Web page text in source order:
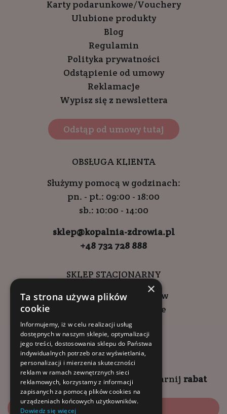
Karty podarunkowe/Vouchery
Ulubione produkty
Blog
Regulamin
Polityka prywatności
Odstąpienie od umowy
Reklamacje
Wypisz się z newslettera
Odstąp od umowy tutaj
OBSŁUGA KLIENTA
Służymy pomocą w godzinach:
pn. - pt.: 09:00 - 18:00
sb.: 10:00 - 14:00
sklep@kopalnia-zdrowia.pl
+48 732 728 888
SKLEP STACJONARNY
ul. Wadowicka 6, Kraków
Kompleks Buma Square
godziny otwarcia:
9:00 - 18:00 (pon-pt)
10:00 - 14:00 (sob)
Zapisz się naNEWSLETTER zgarnij rabat
Zapisz się
×
Ta strona używa plików
cookie
Informujemy, iż w celu realizacji usług
dostępnych w naszym sklepie, optymalizacji
jego treści, dostosowania sklepu do Państwa
indywidualnych potrzeb oraz wyświetlania,
personalizacji i mierzenia skuteczności
reklam w ramach zewnętrznych sieci
reklamowych, korzystamy z informacji
zapisanych za pomocą plików cookies na
urządzeniach końcowych użytkowników.
Dowiedz się więcej